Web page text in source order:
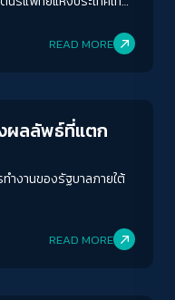
นขณะที่วันเวลาล่วงเลย
กมดลูกกันไม่ได้สักที
READ MORE
ผลลัพธ์ที่แตก
ำงานของรัฐบาลภายใต้
READ MORE